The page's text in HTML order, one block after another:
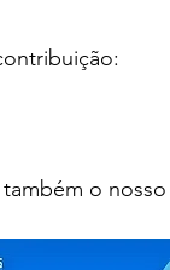
o nosso